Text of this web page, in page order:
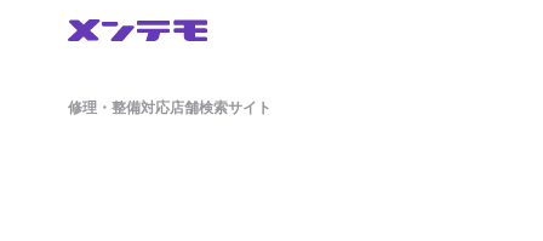
修理・整備対応店舗検索サイト